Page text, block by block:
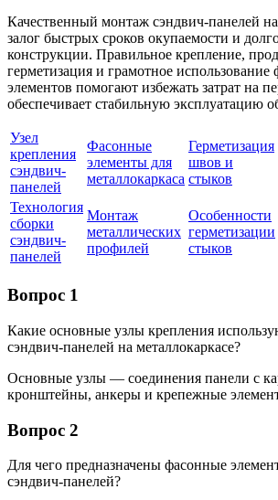
Качественный монтаж сэндвич-панелей
залог быстрых сроков окупаемости и
конструкции. Правильное крепление,
герметизация и грамотное
элементов помогают избежать затрат на
обеспечивает стабильную эксплуатацию
Узел
крепления
сэндвич-
панелей
Фасонные
элементы для
металлокаркаса
Герметизация
швов и
стыков
Технология
сборки
сэндвич-
панелей
Монтаж
металлических
профилей
Особенности
герметизации
стыков
Вопрос 1
Какие основные узлы крепления
сэндвич-панелей на металлокаркасе?
Основные узлы — соединения панели с
кронштейны, анкеры и крепежные
Вопрос 2
Для чего предназначены фасонные
сэндвич-панелей?